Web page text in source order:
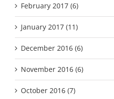
February 2017 (6)
January 2017 (11)
December 2016 (6)
November 2016 (6)
October 2016 (7)